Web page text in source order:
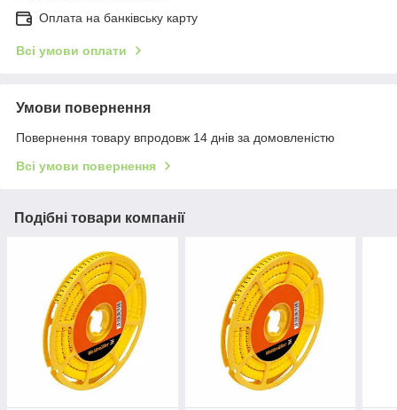
Оплата на банківську карту
Всі умови оплати
Умови повернення
Повернення товару впродовж 14 днів за домовленістю
Всі умови повернення
Подібні товари компанії